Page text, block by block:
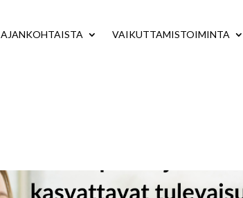
AJANKOHTAISTA VAIKUTTAMISTOIMINTA